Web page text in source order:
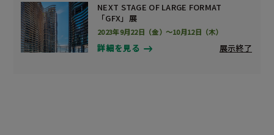
NEXT STAGE OF LARGE FORMAT
「GFX」展
2023年9月22日（金）～10月12日（木）
詳細を見る 展示終了